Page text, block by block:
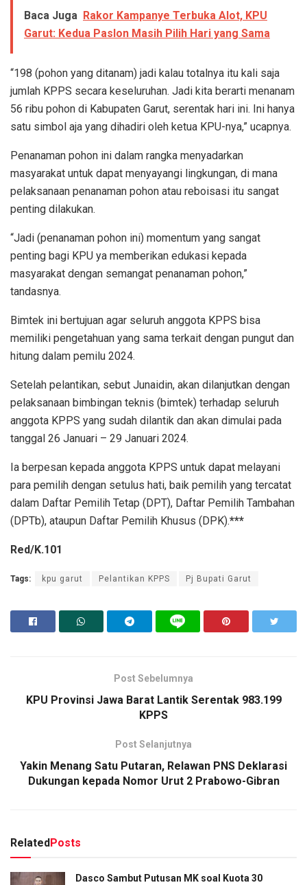
Baca Juga Rakor Kampanye Terbuka Alot, KPU
Garut: Kedua Paslon Masih Pilih Hari yang Sama
“198 (pohon yang ditanam) jadi kalau totalnya itu kali saja
jumlah KPPS secara keseluruhan. Jadi kita berarti menanam
56 ribu pohon di Kabupaten Garut, serentak hari ini. Ini hanya
satu simbol aja yang dihadiri oleh ketua KPU-nya,” ucapnya.
Penanaman pohon ini dalam rangka menyadarkan
masyarakat untuk dapat menyayangi lingkungan, di mana
pelaksanaan penanaman pohon atau reboisasi itu sangat
penting dilakukan.
“Jadi (penanaman pohon ini) momentum yang sangat
penting bagi KPU ya memberikan edukasi kepada
masyarakat dengan semangat penanaman pohon,”
tandasnya.
Bimtek ini bertujuan agar seluruh anggota KPPS bisa
memiliki pengetahuan yang sama terkait dengan pungut dan
hitung dalam pemilu 2024.
Setelah pelantikan, sebut Junaidin, akan dilanjutkan dengan
pelaksanaan bimbingan teknis (bimtek) terhadap seluruh
anggota KPPS yang sudah dilantik dan akan dimulai pada
tanggal 26 Januari – 29 Januari 2024.
Ia berpesan kepada anggota KPPS untuk dapat melayani
para pemilih dengan setulus hati, baik pemilih yang tercatat
dalam Daftar Pemilih Tetap (DPT), Daftar Pemilih Tambahan
(DPTb), ataupun Daftar Pemilih Khusus (DPK).***
Red/K.101
Tags: kpu garut Pelantikan KPPS Pj Bupati Garut
Post Sebelumnya
KPU Provinsi Jawa Barat Lantik Serentak 983.199
KPPS
Post Selanjutnya
Yakin Menang Satu Putaran, Relawan PNS Deklarasi
Dukungan kepada Nomor Urut 2 Prabowo-Gibran
Related Posts
Dasco Sambut Putusan MK soal Kuota 30